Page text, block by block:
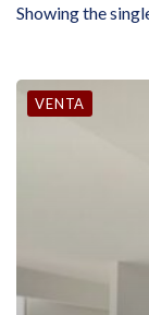
Showing the
VENTA